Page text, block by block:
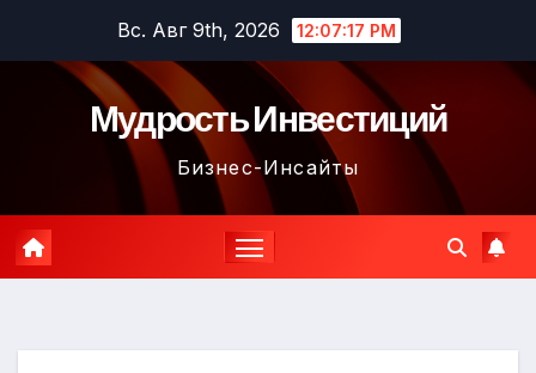
содержимому
Вс. Авг 9th, 2026 12:07:18 PM
Мудрость Инвестиций
Бизнес-Инсайты